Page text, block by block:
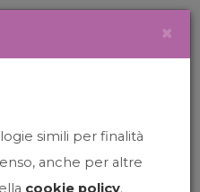
×
simili per finalità
anche per altre
cookie policy.